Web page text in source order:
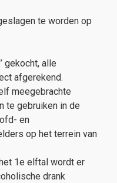
te worden op
gekocht, alle
afgerekend.
meegebrachte
te gebruiken in de
en
op het terrein van
1e elftal wordt er
drank